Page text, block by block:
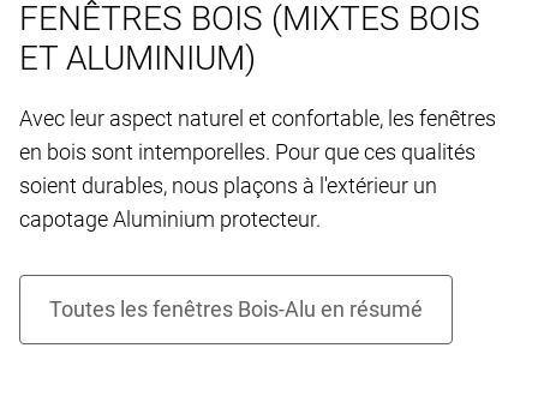
FENÊTRES BOIS (MIXTES BOIS
ET ALUMINIUM)
Avec leur aspect naturel et confortable, les fenêtres
en bois sont intemporelles. Pour que ces qualités
soient durables, nous plaçons à l'extérieur un
capotage Aluminium protecteur.